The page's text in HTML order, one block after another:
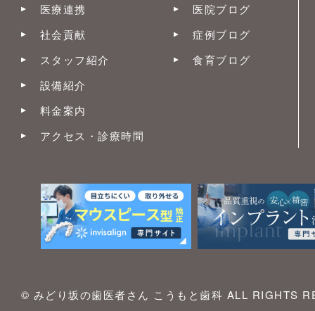
医療連携
社会貢献
スタッフ紹介
設備紹介
料金案内
アクセス・診療時間
医院ブログ
症例ブログ
食育ブログ
© みどり坂の歯医者さん こうもと歯科 ALL RIGHTS